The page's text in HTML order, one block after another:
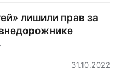
лишили прав за
31.10.2022